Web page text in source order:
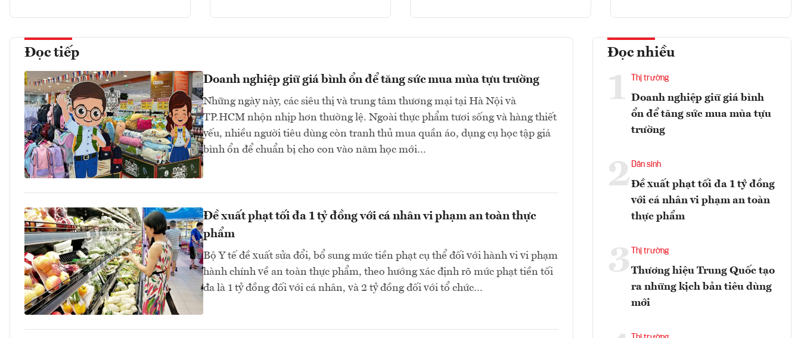
Đọc tiếp
Doanh nghiệp giữ giá bình ổn để tăng sức mua mùa tựu trường
Những ngày này, các siêu thị và trung tâm thương mại tại Hà Nội và
TP.HCM nhộn nhịp hơn thường lệ. Ngoài thực phẩm tươi sống và hàng thiết
yếu, nhiều người tiêu dùng còn tranh thủ mua quần áo, dụng cụ học tập giá
bình ổn để chuẩn bị cho con vào năm học mới…
Đề xuất phạt tối đa 1 tỷ đồng với cá nhân vi phạm an toàn thực
phẩm
Bộ Y tế đề xuất sửa đổi, bổ sung mức tiền phạt cụ thể đối với hành vi vi phạm
hành chính về an toàn thực phẩm, theo hướng xác định rõ mức phạt tiền tối
đa là 1 tỷ đồng đối với cá nhân, và 2 tỷ đồng đối với tổ chức…
Đọc nhiều
1 Thị trường
Doanh nghiệp giữ giá bình
ổn để tăng sức mua mùa tựu
trường
2 Dân sinh
Đề xuất phạt tối đa 1 tỷ đồng
với cá nhân vi phạm an toàn
thực phẩm
3 Thị trường
Thương hiệu Trung Quốc tạo
ra những kịch bản tiêu dùng
mới